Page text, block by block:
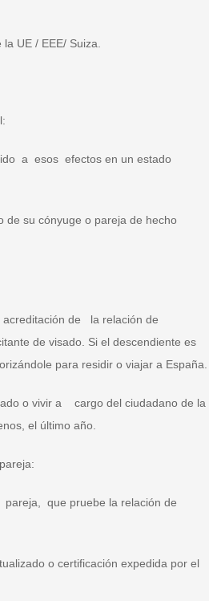
UE / EEE/ Suiza.
a esos efectos en un estado
de su cónyuge o pareja de hecho
acreditación de la relación de
de visado. Si el descendiente es
para residir o viajar a España.
o vivir a cargo del ciudadano de la
el último año.
que pruebe la relación de
o certificación expedida por el